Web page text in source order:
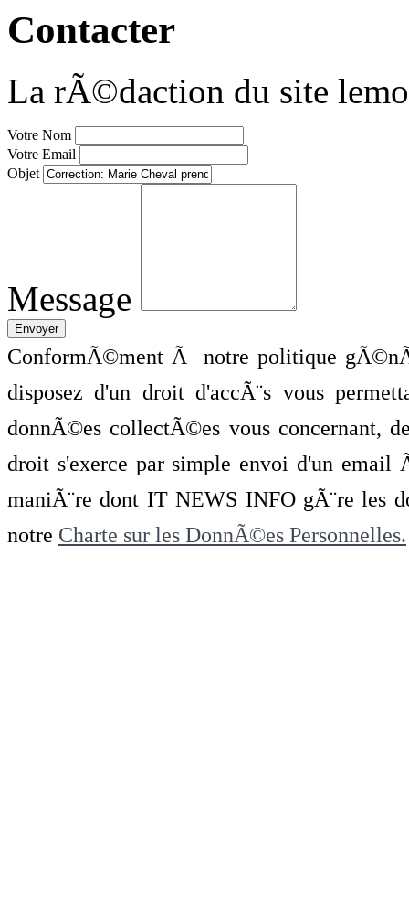
Contacter
La rÃ©daction du site
Votre Nom
Votre Email
Objet
Message
ConformÃ©ment Ã notre politique
disposez d'un droit d'accÃ¨s vous
donnÃ©es collectÃ©es vous concernant,
droit s'exerce par simple envoi d'un
maniÃ¨re dont IT NEWS INFO gÃ¨re les
notre Charte sur les DonnÃ©es Personnelles.